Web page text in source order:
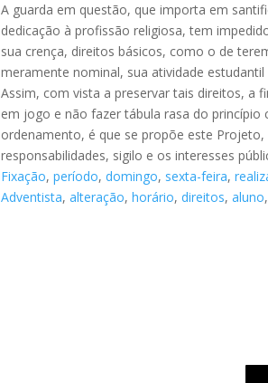
A guarda em questão, que importa em
dedicação à profissão religiosa, tem
sua crença, direitos básicos, como o de
meramente nominal, sua atividade
Assim, com vista a preservar tais direitos, a
em jogo e não fazer tábula rasa do
ordenamento, é que se propõe este
responsabilidades, sigilo e os interesses
Fixação,período,domingo, sexta-feira,
Adventista,alteração,horário,direitos,aluno